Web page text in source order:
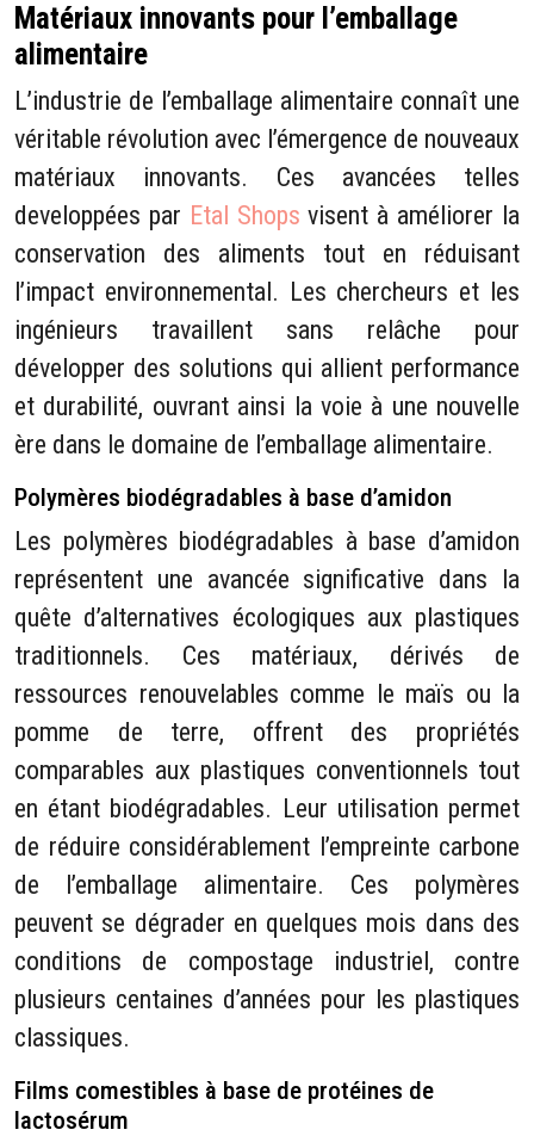
Matériaux innovants pour l’emballage
alimentaire
L’industrie de l’emballage alimentaire connaît une
véritable révolution avec l’émergence de nouveaux
matériaux innovants. Ces avancées telles
developpées par Etal Shops visent à améliorer la
conservation des aliments tout en réduisant
l’impact environnemental. Les chercheurs et les
ingénieurs travaillent sans relâche pour
développer des solutions qui allient performance
et durabilité, ouvrant ainsi la voie à une nouvelle
ère dans le domaine de l’emballage alimentaire.
Polymères biodégradables à base d’amidon
Les polymères biodégradables à base d’amidon
représentent une avancée significative dans la
quête d’alternatives écologiques aux plastiques
traditionnels. Ces matériaux, dérivés de
ressources renouvelables comme le maïs ou la
pomme de terre, offrent des propriétés
comparables aux plastiques conventionnels tout
en étant biodégradables. Leur utilisation permet
de réduire considérablement l’empreinte carbone
de l’emballage alimentaire. Ces polymères
peuvent se dégrader en quelques mois dans des
conditions de compostage industriel, contre
plusieurs centaines d’années pour les plastiques
classiques.
Films comestibles à base de protéines de
lactosérum